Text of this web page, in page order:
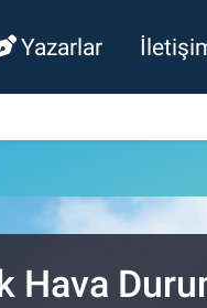
Yazarlar
Hava